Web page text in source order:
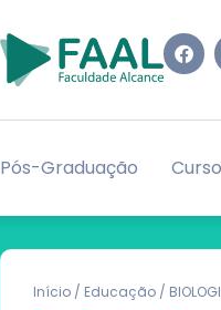
Pós-Graduação
Início / Educação /